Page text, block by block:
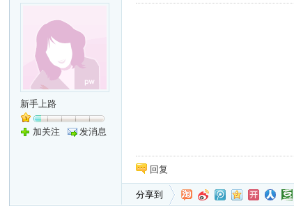
新手上路
加关注 发消息
回复
分享到